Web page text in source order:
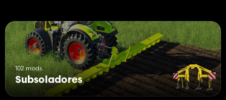
102 mods
Subsoladores